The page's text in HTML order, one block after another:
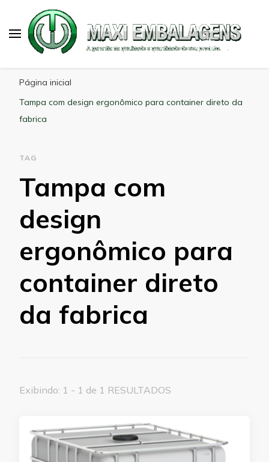
Página inicial
Tampa com design ergonômico para container direto da
fabrica
TAG
Tampa com
design
ergonômico para
container direto
da fabrica
Exibindo: 1 - 1 de 1 RESULTADOS